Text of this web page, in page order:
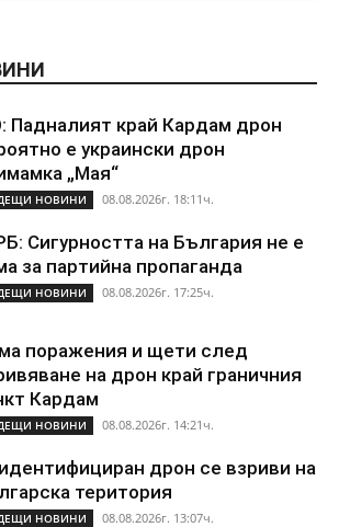
Падналият край Кардам дрон
е украински дрон
„Мая“
НОВИНИ 08.08.2026г. 18:11ч.
Сигурността на България не е
за партийна пропаганда
НОВИНИ 08.08.2026г. 17:25ч.
поражения и щети след
на дрон край граничния
Кардам
НОВИНИ 08.08.2026г. 14:21ч.
дрон се взриви на
територия
НОВИНИ 08.08.2026г. 13:07ч.